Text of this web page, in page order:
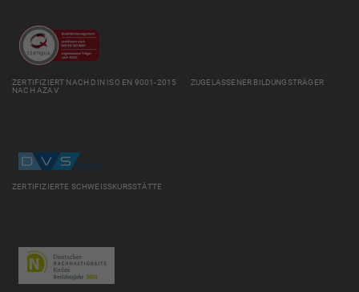
ZERTIFIZIERT NACH DIN ISO EN 9001-2015 ZUGELASSENER BILDUNGSTRÄGER
NACH AZAV
ZERTIFIZIERTE SCHWEISSKURSSTÄTTE